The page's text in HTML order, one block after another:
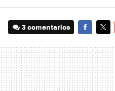
3 comentarios